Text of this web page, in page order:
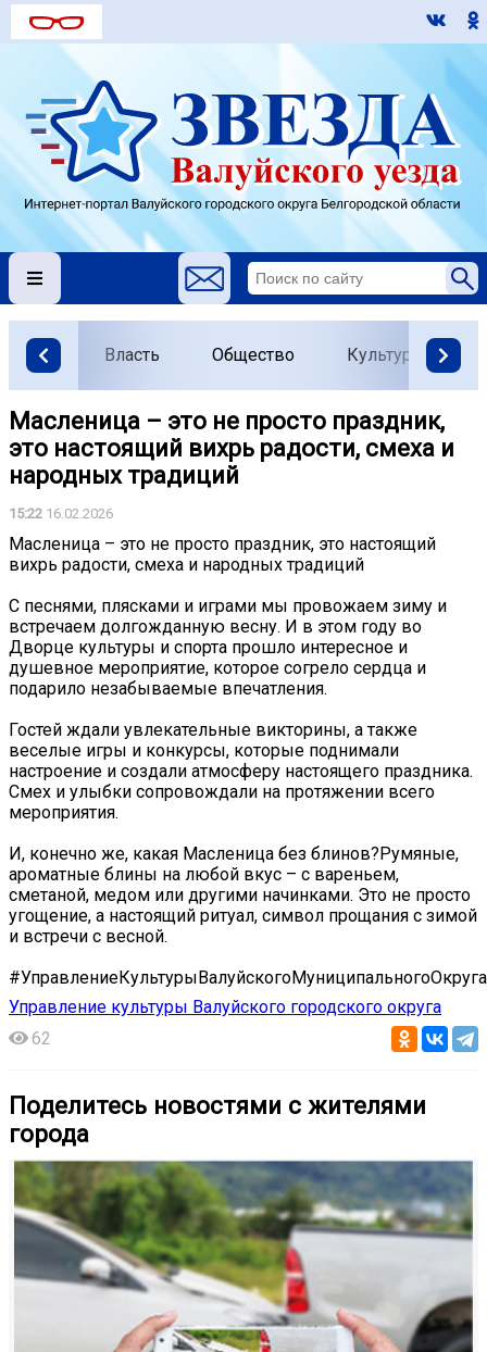
Власть Общество Культура
Масленица – это не просто праздник,
это настоящий вихрь радости, смеха и
народных традиций
15:22 16.02.2026
Масленица – это не просто праздник, это настоящий
вихрь радости, смеха и народных традиций
С песнями, плясками и играми мы провожаем зиму и
встречаем долгожданную весну. И в этом году во
Дворце культуры и спорта прошло интересное и
душевное мероприятие, которое согрело сердца и
подарило незабываемые впечатления.
Гостей ждали увлекательные викторины, а также
веселые игры и конкурсы, которые поднимали
настроение и создали атмосферу настоящего праздника.
Смех и улыбки сопровождали на протяжении всего
мероприятия.
И, конечно же, какая Масленица без блинов?Румяные,
ароматные блины на любой вкус – с вареньем,
сметаной, медом или другими начинками. Это не просто
угощение, а настоящий ритуал, символ прощания с зимой
и встречи с весной.
#УправлениеКультурыВалуйскогоМуниципальногоОкруга
Управление культуры Валуйского городского округа
62
Поделитесь новостями с жителями
города